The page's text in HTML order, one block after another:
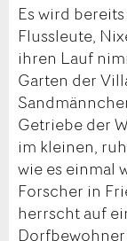
Es wird
Flussleute,
ihren Lauf
Garten der
Getriebe der
im kleinen,
wie es einmal
Forscher in
herrscht auf